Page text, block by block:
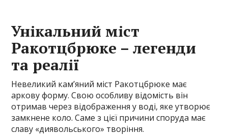
Унікальний міст
Ракотцбрюке – легенди
та реалії
Невеликий кам’яний міст Ракотцбрюке має
аркову форму. Свою особливу відомість він
отримав через відображення у воді, яке утворює
замкнене коло. Саме з цієї причини споруда має
славу «диявольського» творіння.